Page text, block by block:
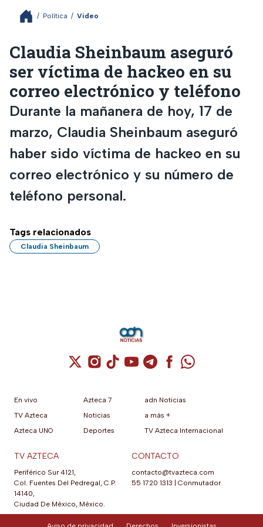
/ Política / Video
Claudia Sheinbaum aseguró
ser víctima de hackeo en su
correo electrónico y teléfono
Durante la mañanera de hoy, 17 de
marzo, Claudia Sheinbaum aseguró
haber sido víctima de hackeo en su
correo electrónico y su número de
teléfono personal.
Tags relacionados
Claudia Sheinbaum
Cuenta de X / Twitter (se abre en una
Cuenta de Instagram (se abre en una
Cuenta de TikTok (se abre en
Cuenta de YouTube (se abre
Cuenta de Telegram (se
Cuenta de
Cuenta de
En vivo
TV Azteca
Azteca UNO
Azteca 7
Noticias
Deportes
adn Noticias
a más +
TV Azteca Internacional
TV AZTECA
Periférico Sur 4121,
Col. Fuentes Del Pedregal, C.P.
14140,
Ciudad De México, México.
CONTACTO
contacto@tvazteca.com
55 1720 1313 | Conmutador